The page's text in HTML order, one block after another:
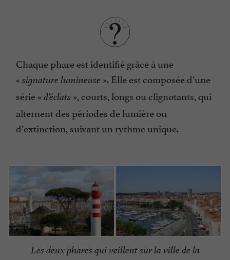
Chaque phare est identifié grâce à une
« signature lumineuse ». Elle est composée d’une
série « d’éclats », courts, longs ou clignotants, qui
alternent des périodes de lumière ou
d’extinction, suivant un rythme unique.
Les deux phares qui veillent sur la ville de la